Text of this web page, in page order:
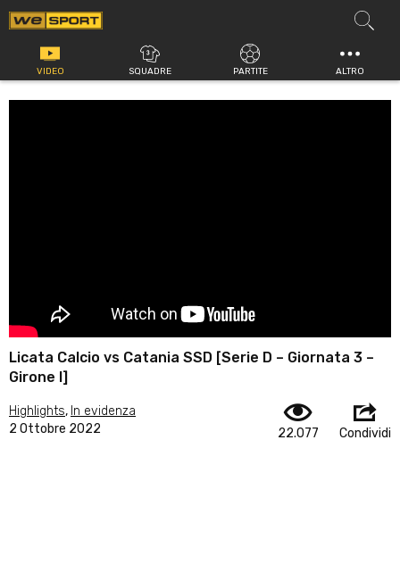
Vai
al
contenuto
VIDEO SQUADRE PARTITE ALTRO
Licata Calcio vs Catania SSD [Serie D – Giornata 3 –
Girone I]
Highlights, In evidenza
2 Ottobre 2022
22.077 Condividi